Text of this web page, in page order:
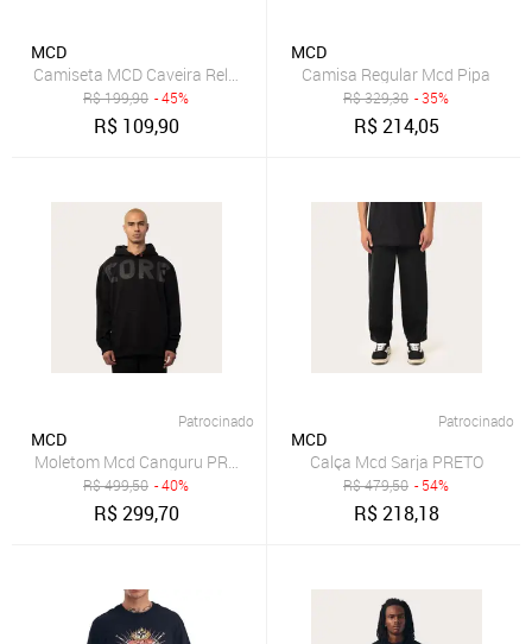
MCD
Camiseta MCD Caveira Relevo Preta
R$199,90 - 45%
R$ 109,90
MCD
Camisa Regular Mcd Pipa
R$329,30 - 35%
R$214,05
Patrocinado
MCD
Moletom Mcd Canguru PRETO
R$499,50 - 40%
R$299,70
Patrocinado
MCD
Calça Mcd Sarja PRETO
R$479,50 - 54%
R$218,18